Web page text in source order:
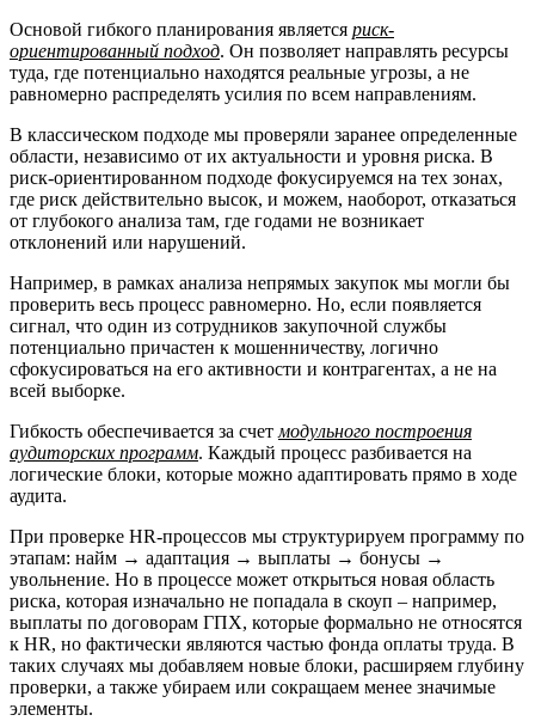
Основой гибкого планирования является риск-
ориентированный подход. Он позволяет направлять ресурсы
туда, где потенциально находятся реальные угрозы, а не
равномерно распределять усилия по всем направлениям.
В классическом подходе мы проверяли заранее определенные
области, независимо от их актуальности и уровня риска. В
риск-ориентированном подходе фокусируемся на тех зонах,
где риск действительно высок, и можем, наоборот, отказаться
от глубокого анализа там, где годами не возникает
отклонений или нарушений.
Например, в рамках анализа непрямых закупок мы могли бы
проверить весь процесс равномерно. Но, если появляется
сигнал, что один из сотрудников закупочной службы
потенциально причастен к мошенничеству, логично
сфокусироваться на его активности и контрагентах, а не на
всей выборке.
Гибкость обеспечивается за счет модульного построения
аудиторских программ. Каждый процесс разбивается на
логические блоки, которые можно адаптировать прямо в ходе
аудита.
При проверке HR-процессов мы структурируем программу по
этапам: найм → адаптация → выплаты → бонусы →
увольнение. Но в процессе может открыться новая область
риска, которая изначально не попадала в скоуп – например,
выплаты по договорам ГПХ, которые формально не относятся
к HR, но фактически являются частью фонда оплаты труда. В
таких случаях мы добавляем новые блоки, расширяем глубину
проверки, а также убираем или сокращаем менее значимые
элементы.